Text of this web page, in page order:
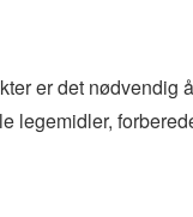
er det nødvendig
legemidler,